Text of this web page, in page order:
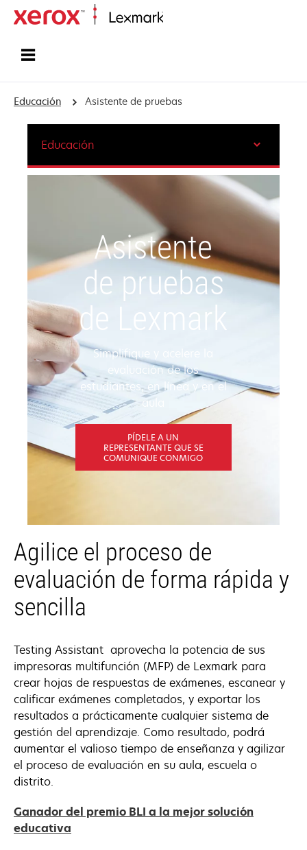
Educación Asistente de pruebas
Asistente
de pruebas
de Lexmark
Simplifique y acelere la
evaluación de los
estudiantes, en línea y en el
aula
PÍDELE A UN
REPRESENTANTE QUE SE
COMUNIQUE CONMIGO
Educación
Agilice el proceso de
evaluación de forma rápida y
sencilla
Testing Assistant aprovecha la potencia de sus
impresoras multifunción (MFP) de Lexmark para
crear hojas de respuestas de exámenes, escanear y
calificar exámenes completados, y exportar los
resultados a prácticamente cualquier sistema de
gestión del aprendizaje. Como resultado, podrá
aumentar el valioso tiempo de enseñanza y agilizar
el proceso de evaluación en su aula, escuela o
distrito.
Ganador del premio BLI a la mejor solución
educativa